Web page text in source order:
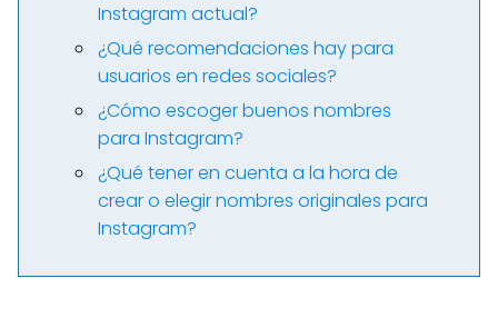
Instagram actual?
¿Qué recomendaciones hay para
usuarios en redes sociales?
¿Cómo escoger buenos nombres
para Instagram?
¿Qué tener en cuenta a la hora de
crear o elegir nombres originales para
Instagram?